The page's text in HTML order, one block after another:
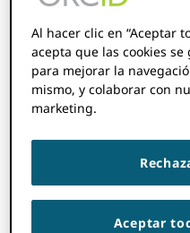
Nuevos
trabajo
artes y
Al hacer clic en “Aceptar
acepta que las cookies
para mejorar la
mismo, y colaborar con
marketing.
Aceptar